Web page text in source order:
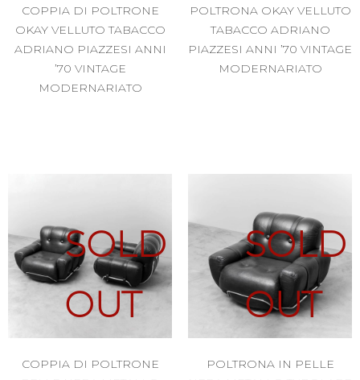
COPPIA DI POLTRONE
OKAY VELLUTO TABACCO
ADRIANO PIAZZESI ANNI
’70 VINTAGE
MODERNARIATO
POLTRONA OKAY VELLUTO
TABACCO ADRIANO
PIAZZESI ANNI ’70 VINTAGE
MODERNARIATO
SOLD
OUT
COPPIA DI POLTRONE
SOLD
OUT
POLTRONA IN PELLE